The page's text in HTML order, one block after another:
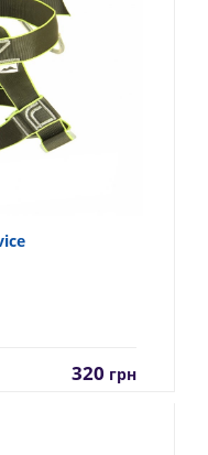
320 грн